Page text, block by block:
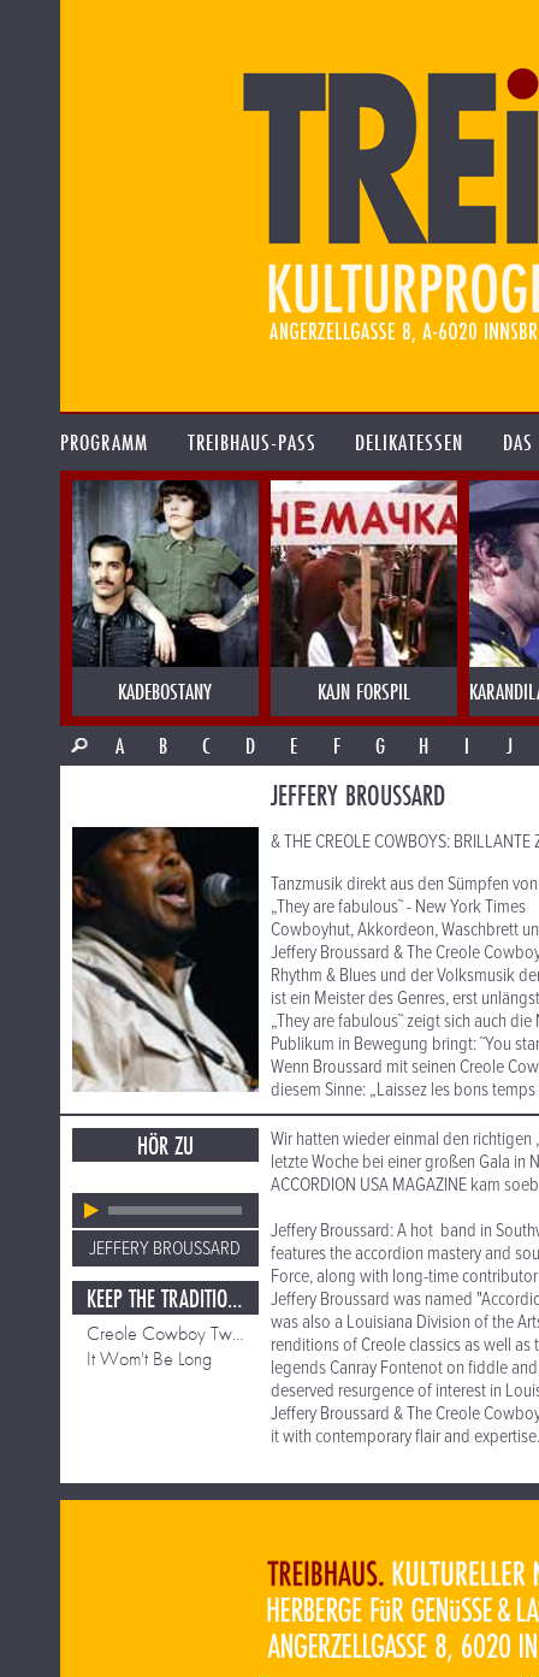
PROGRAMM TREIBHAUS-PASS DELIKATESSEN
KADEBOSTANY KAJN FORSPIL
A
B C D E F G H I J
JEFFERY BROUSSARD
& THE CREOLE COWBOYS:
Tanzmusik direkt aus den Sümpfen
„They are fabulous˜ - New York Times
Cowboyhut, Akkordeon, Waschbrett
Jeffery Broussard & The Creole
Rhythm & Blues und der Volksmusik
ist ein Meister des Genres, erst
„They are fabulous˜ zeigt sich auch
Publikum in Bewegung bringt: ˜You
Wenn Broussard mit seinen Creole
diesem Sinne: „Laissez les bons temps
HÖR ZU
JEFFERY BROUSSARD
KEEP THE TRADITION ALIVE
Creole Cowboy Two Step
It Wom't Be Long
Wir hatten wieder einmal den richtigen
letzte Woche bei einer großen Gala in
ACCORDION USA MAGAZINE kam
Jeffery Broussard: A hot band in
features the accordion mastery and
Force, along with long-time
Jeffery Broussard was named
was also a Louisiana Division of the
renditions of Creole classics as well
legends Canray Fontenot on fiddle
deserved resurgence of interest in
Jeffery Broussard & The Creole
it with contemporary flair and expertise.